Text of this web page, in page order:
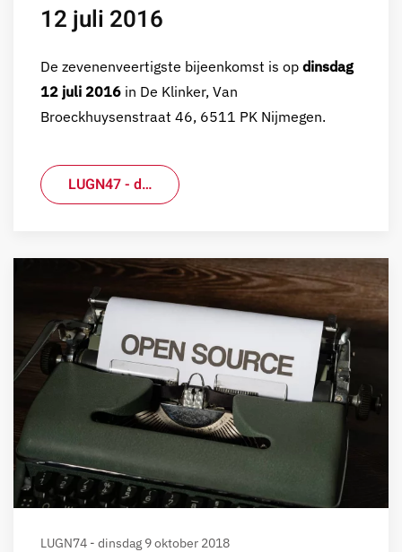
12 juli 2016
De zevenenveertigste bijeenkomst is op dinsdag
12 juli 2016 in De Klinker, Van
Broeckhuysenstraat 46, 6511 PK Nijmegen.
LUGN47 - d…
LUGN74 - dinsdag 9 oktober 2018